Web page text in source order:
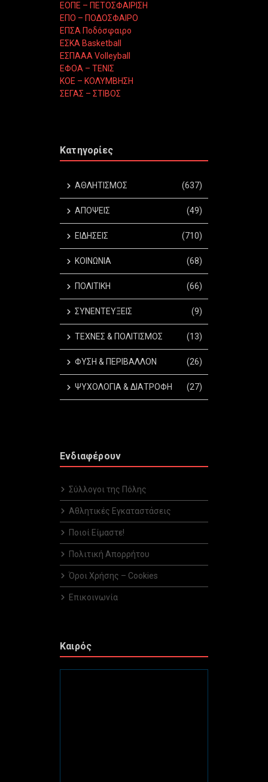
ΕΟΠΕ – ΠΕΤΟΣΦΑΙΡΙΣΗ
ΕΠΟ – ΠΟΔΟΣΦΑΙΡΟ
ΕΠΣΑ Ποδόσφαιρο
ΕΣΚΑ Basketball
ΕΣΠΑΑΑ Volleyball
ΕΦΟΑ – ΤΕΝΙΣ
ΚΟΕ – ΚΟΛΥΜΒΗΣΗ
ΣΕΓΑΣ – ΣΤΙΒΟΣ
Κατηγορίες
ΑΘΛΗΤΙΣΜΟΣ (637)
ΑΠΟΨΕΙΣ (49)
ΕΙΔΗΣΕΙΣ (710)
ΚΟΙΝΩΝΙΑ (68)
ΠΟΛΙΤΙΚΗ (66)
ΣΥΝΕΝΤΕΥΞΕΙΣ (9)
ΤΕΧΝΕΣ & ΠΟΛΙΤΙΣΜΟΣ (13)
ΦΥΣΗ & ΠΕΡΙΒΑΛΛΟΝ (26)
ΨΥΧΟΛΟΓΙΑ & ΔΙΑΤΡΟΦΗ (27)
Ενδιαφέρουν
Σύλλογοι της Πόλης
Αθλητικές Εγκαταστάσεις
Ποιοί Είμαστε!
Πολιτική Απορρήτου
Όροι Χρήσης – Cookies
Επικοινωνία
Καιρός